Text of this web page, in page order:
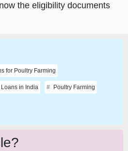
the eligibility documents
for Poultry Farming
in India Poultry Farming